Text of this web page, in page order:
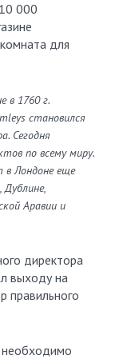
000
для
в 1760 г.
становился
Сегодня
по всему миру.
в Лондоне еще
Аравии и
директора
выходу на
правильного